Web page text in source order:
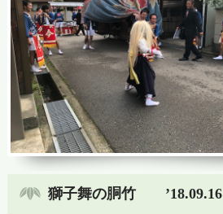
獅子舞の胴竹 ’18.09.16